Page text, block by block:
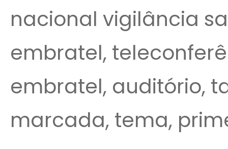
nacional vigilância
embratel,
embratel, auditório,
marcada, tema,